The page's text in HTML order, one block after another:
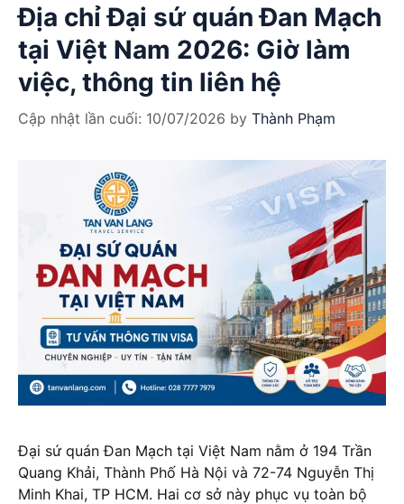
Địa chỉ Đại sứ quán Đan Mạch
tại Việt Nam 2026: Giờ làm
việc, thông tin liên hệ
Cập nhật lần cuối: 10/07/2026 by Thành Phạm
Đại sứ quán Đan Mạch tại Việt Nam nằm ở 194 Trần
Quang Khải, Thành Phố Hà Nội và 72-74 Nguyễn Thị
Minh Khai, TP HCM. Hai cơ sở này phục vụ toàn bộ